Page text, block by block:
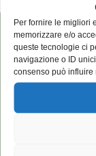
Per fornire le migliori
memorizzare e/o
queste tecnologie ci
navigazione o ID
consenso può influire
Non di sola
che ha scelto il
principale da
sviluppo
particolarmente